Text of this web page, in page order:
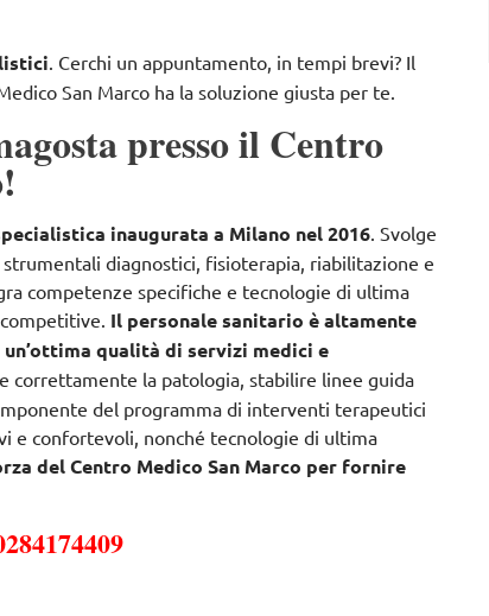
. Cerchi un appuntamento, in tempi brevi? Il
San Marco ha la soluzione giusta per te
presso il Centro
inaugurata a Milano nel 2016 . Svolge
diagnostici, fisioterapia, riabilitazione e
competenze specifiche e tecnologie di ultima
Il personale sanitario è altamente
qualità di servizi medici e
correttamente la patologia, stabilire linee guida
del programma di interventi terapeutici
e confortevoli, nonché tecnologie di ultima
del Centro Medico San Marco per fornire